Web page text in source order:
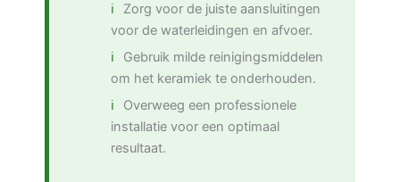
Zorg voor de juiste aansluitingen
voor de waterleidingen en afvoer.
Gebruik milde reinigingsmiddelen
om het keramiek te onderhouden.
Overweeg een professionele
installatie voor een optimaal
resultaat.